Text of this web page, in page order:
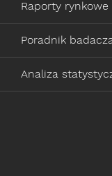
Raporty rynkowe
Poradnik
Analiza